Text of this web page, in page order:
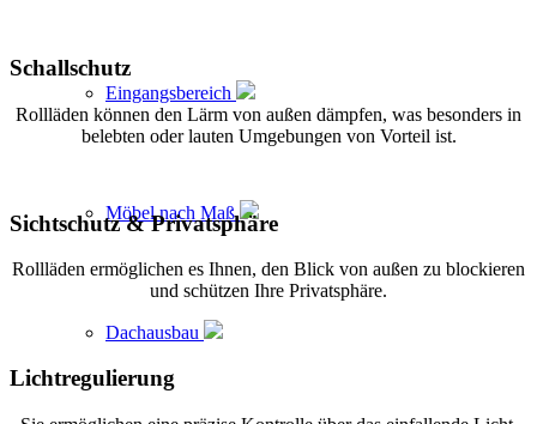
Eingangsbereich
Möbel nach Maß
Dachausbau
Schallschutz
Rollläden können den Lärm von außen dämpfen, was besonders in
belebten oder lauten Umgebungen von Vorteil ist.
Sichtschutz&Privatsphäre
Rollläden ermöglichen es Ihnen, den Blick von außen zu blockieren
und schützen Ihre Privatsphäre.
Lichtregulierung